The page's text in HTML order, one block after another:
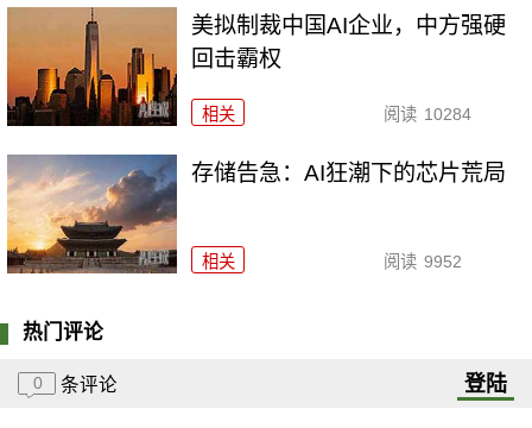
美拟制裁中国AI企业，中方强硬
回击霸权
相关 阅读 10284
存储告急：AI狂潮下的芯片荒局
相关 阅读 9952
热门评论
0 条评论 登陆